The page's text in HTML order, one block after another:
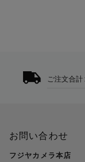
ご注文合計
お問い合わせ
フジヤカメラ本店